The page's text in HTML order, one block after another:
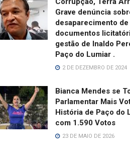
Grave denúncia
desaparecimento de
documentos
gestão de Inaldo
Paço do Lumiar .
2 DE DEZEMBRO DE 2024
Bianca Mendes se
Parlamentar Mais
História de Paço do
com 1.590 Votos
23 DE MAIO DE 2026